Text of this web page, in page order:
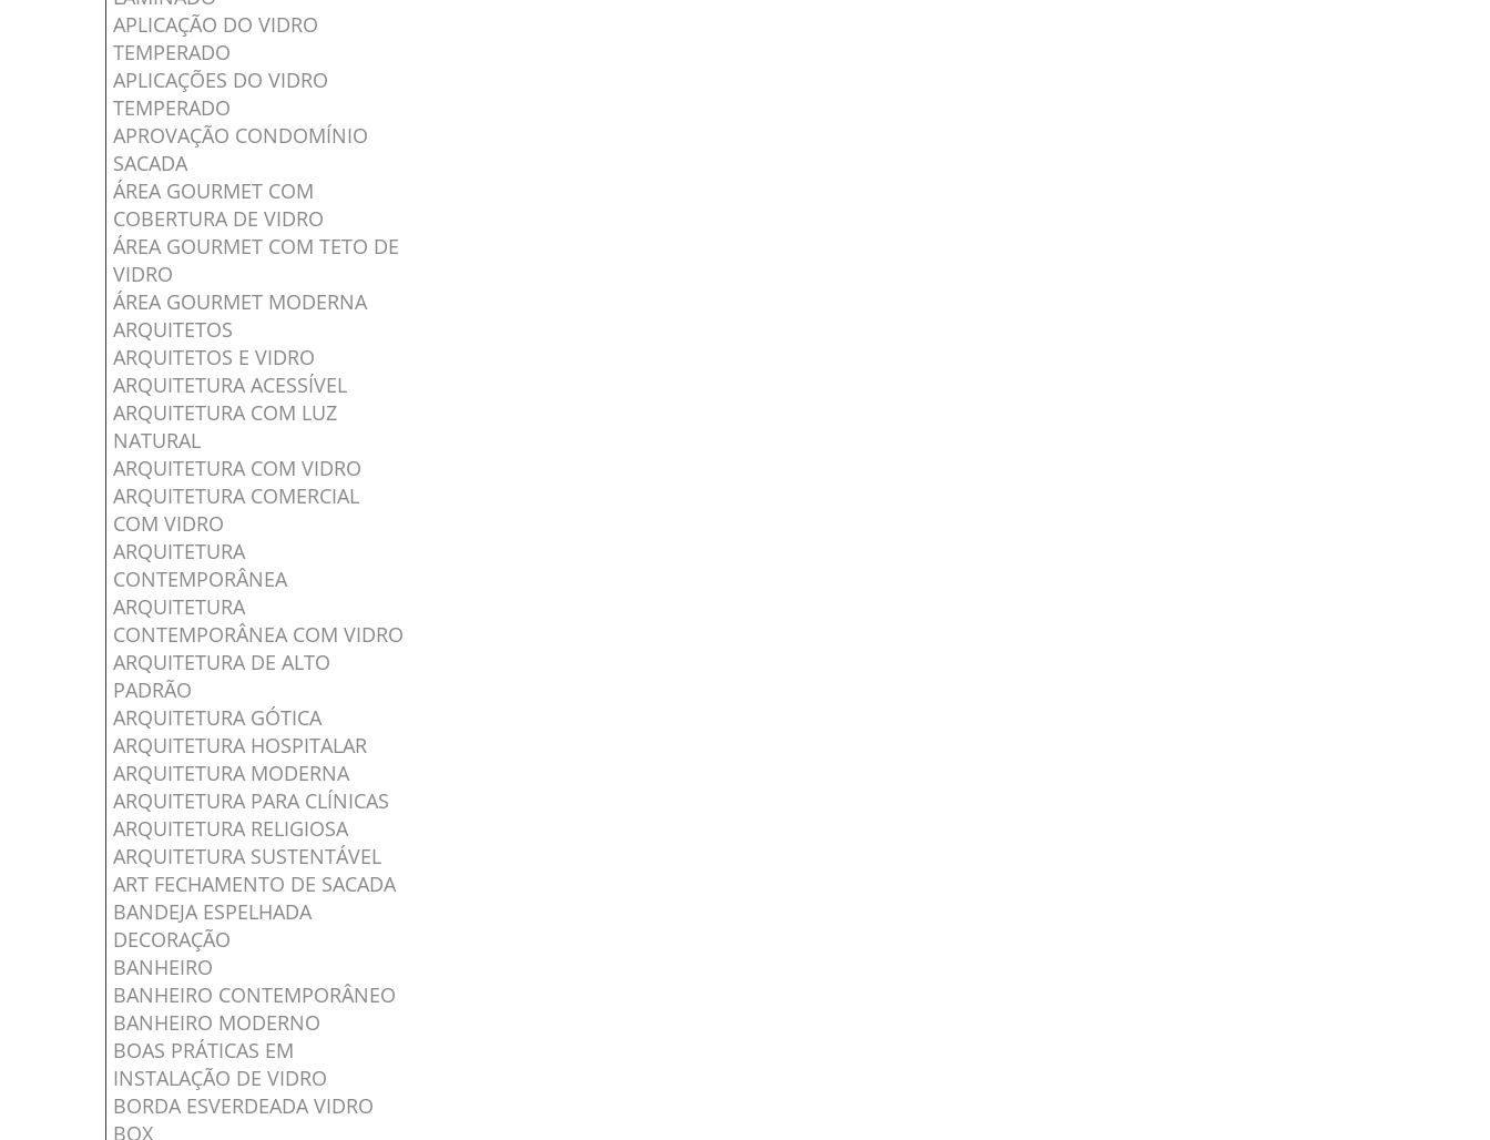
APLICAÇÃO DO VIDRO
TEMPERADO
APLICAÇÕES DO VIDRO
TEMPERADO
APROVAÇÃO CONDOMÍNIO
SACADA
ÁREA GOURMET COM
COBERTURA DE VIDRO
ÁREA GOURMET COM TETO DE
VIDRO
ÁREA GOURMET MODERNA
ARQUITETOS
ARQUITETOS E VIDRO
ARQUITETURA ACESSÍVEL
ARQUITETURA COM LUZ
NATURAL
ARQUITETURA COM VIDRO
ARQUITETURA COMERCIAL
COM VIDRO
ARQUITETURA
CONTEMPORÂNEA
ARQUITETURA
CONTEMPORÂNEA COM VIDRO
ARQUITETURA DE ALTO
PADRÃO
ARQUITETURA GÓTICA
ARQUITETURA HOSPITALAR
ARQUITETURA MODERNA
ARQUITETURA PARA CLÍNICAS
ARQUITETURA RELIGIOSA
ARQUITETURA SUSTENTÁVEL
ART FECHAMENTO DE SACADA
BANDEJA ESPELHADA
DECORAÇÃO
BANHEIRO
BANHEIRO CONTEMPORÂNEO
BANHEIRO MODERNO
BOAS PRÁTICAS EM
INSTALAÇÃO DE VIDRO
BORDA ESVERDEADA VIDRO
BOX